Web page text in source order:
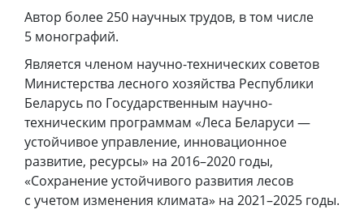
Автор более 250 научных трудов, в том числе
5 монографий.
Является членом научно-технических советов
Министерства лесного хозяйства Республики
Беларусь по Государственным научно-
техническим программам «Леса Беларуси —
устойчивое управление, инновационное
развитие, ресурсы» на 2016–2020 годы,
«Сохранение устойчивого развития лесов
с учетом изменения климата» на 2021–2025 годы.